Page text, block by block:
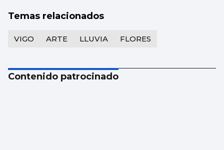
Temas relacionados
VIGO ARTE LLUVIA FLORES
Contenido patrocinado